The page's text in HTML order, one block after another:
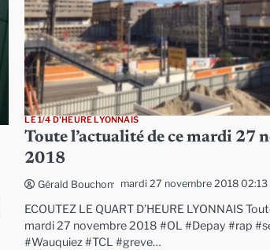
LE 1/4 D'HEURE LYONNAIS
Toute l’actualité de ce mardi 27
2018
Gérald Bouchon mardi 27 novembre 2018 02:13
ECOUTEZ LE QUART D’HEURE LYONNAIS
mardi 27 novembre 2018 #OL #Depay #rap
#Wauquiez #TCL #greve…